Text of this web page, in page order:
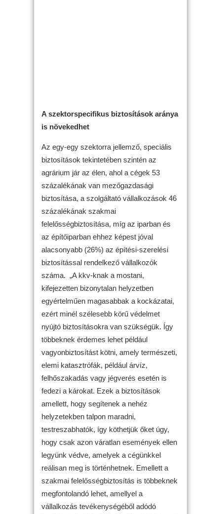
A szektorspecifikus biztosítások aránya
is növekedhet
Az egy-egy szektorra jellemző, speciális
biztosítások tekintetében szintén az
agrárium jár az élen, ahol a cégek 53
százalékának van mezőgazdasági
biztosítása, a szolgáltató vállalkozások 46
százalékának szakmai
felelősségbiztosítása, míg az iparban és
az építőiparban ehhez képest jóval
alacsonyabb (26%) az építési-szerelési
biztosítással rendelkező vállalkozók
száma. „A kkv-knak a mostani,
kifejezetten bizonytalan helyzetben
egyértelműen magasabbak a kockázatai,
ezért minél szélesebb körű védelmet
nyújtó biztosításokra van szükségük. Így
többeknek érdemes lehet például
vagyonbiztosítást kötni, amely természeti,
elemi katasztrófák, például árvíz,
felhőszakadás vagy jégverés esetén is
fedezi a károkat. Ezek a biztosítások
amellett, hogy segítenek a nehéz
helyzetekben talpon maradni,
testreszabhatók, így köthetjük őket úgy,
hogy csak azon váratlan események ellen
legyünk védve, amelyek a cégünkkel
reálisan meg is történhetnek. Emellett a
szakmai felelősségbiztosítás is többeknek
megfontolandó lehet, amellyel a
vállalkozás tevékenységéből adódó